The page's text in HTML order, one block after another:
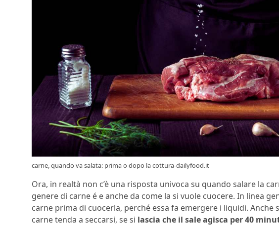
carne, quando va salata: prima o dopo la cottura-dailyfood.it
Ora, in realtà non c’è una risposta univoca su quando salare la
genere di carne é e anche da come la si vuole cuocere. In linea
carne prima di cuocerla, perché essa fa emergere i liquidi. Anche
carne tenda a seccarsi, se si lascia che il sale agisca per 40